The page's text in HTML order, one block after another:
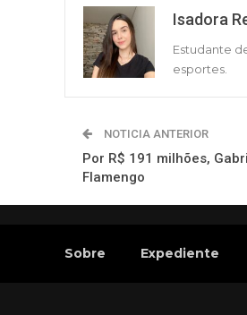
Isadora
Estudante
esportes.
NOTICIA ANTERIOR
Por R$ 191 milhões,
Flamengo
Sobre Expediente